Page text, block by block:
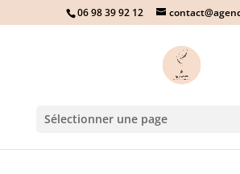
06 98 39 92 12
Sélectionner une page